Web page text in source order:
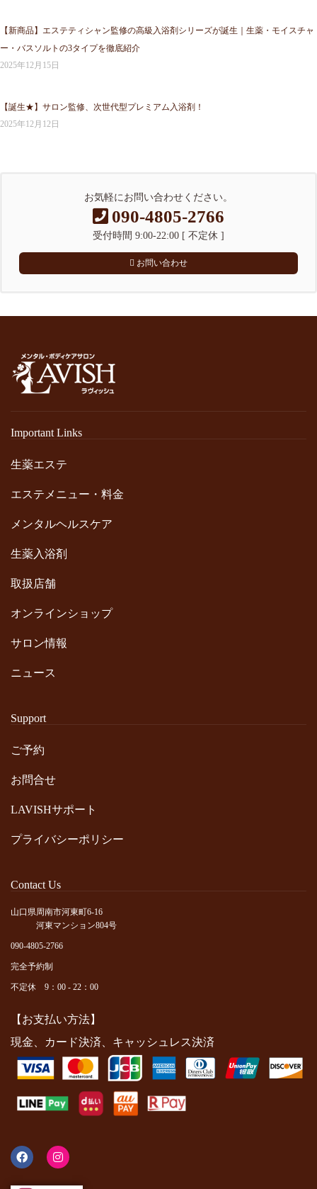
【新商品】エステティシャン監修の高級入浴剤シリーズが誕生｜生薬・モイスチャ
ー・バスソルトの3タイプを徹底紹介
2025年12月15日
【誕生★】サロン監修、次世代型プレミアム入浴剤！
2025年12月12日
お気軽にお問い合わせください。
090-4805-2766
受付時間 9:00-22:00 [ 不定休 ]
お問い合わせ
Important Links
生薬エステ
エステメニュー・料金
メンタルヘルスケア
生薬入浴剤
取扱店舗
オンラインショップ
サロン情報
ニュース
Support
ご予約
お問合せ
LAVISHサポート
プライバシーポリシー
Contact Us
山口県周南市河東町6-16
河東マンション804号
090-4805-2766
完全予約制
不定休 9：00 - 22：00
【お支払い方法】
現金、カード決済、キャッシュレス決済